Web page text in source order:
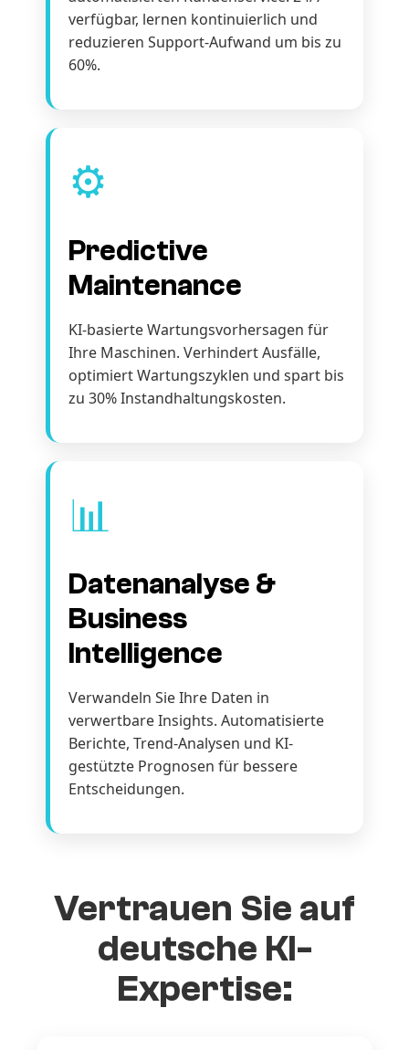
verfügbar, lernen kontinuierlich und
reduzieren Support-Aufwand um bis zu
60%.
⚙️
Predictive
Maintenance
KI-basierte Wartungsvorhersagen für
Ihre Maschinen. Verhindert Ausfälle,
optimiert Wartungszyklen und spart bis
zu 30% Instandhaltungskosten.
📊
Datenanalyse &
Business
Intelligence
Verwandeln Sie Ihre Daten in
verwertbare Insights. Automatisierte
Berichte, Trend-Analysen und KI-
gestützte Prognosen für bessere
Entscheidungen.
Vertrauen Sie auf
deutsche KI-
Expertise: